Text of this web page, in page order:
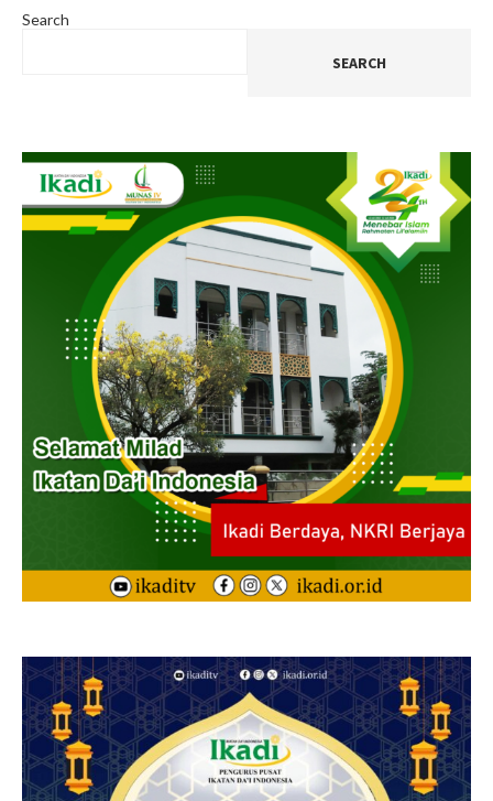
Search
SEARCH